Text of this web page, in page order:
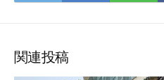
で
ア
て
ク
で
関連投稿